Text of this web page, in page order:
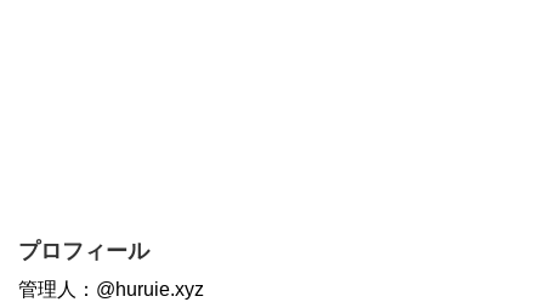
プロフィール
管理人：@huruie.xyz